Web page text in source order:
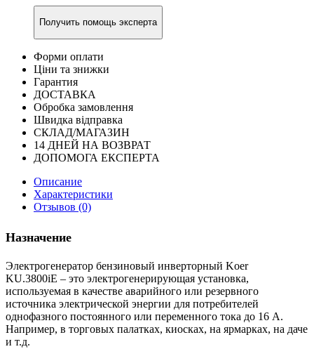
Получить помощь эксперта
Форми оплати
Ціни та знижки
Гарантия
ДОСТАВКА
Обробка замовлення
Швидка відправка
СКЛАД/МАГАЗИН
14 ДНЕЙ НА ВОЗВРАТ
ДОПОМОГА ЕКСПЕРТА
Описание
Характеристики
Отзывов (0)
Назначение
Электрогенератор бензиновый инверторный Koer
KU.3800iE – это электрогенерирующая установка,
используемая в качестве аварийного или резервного
источника электрической энергии для потребителей
однофазного постоянного или переменного тока до 16 А.
Например, в торговых палатках, киосках, на ярмарках, на даче
и т.д.